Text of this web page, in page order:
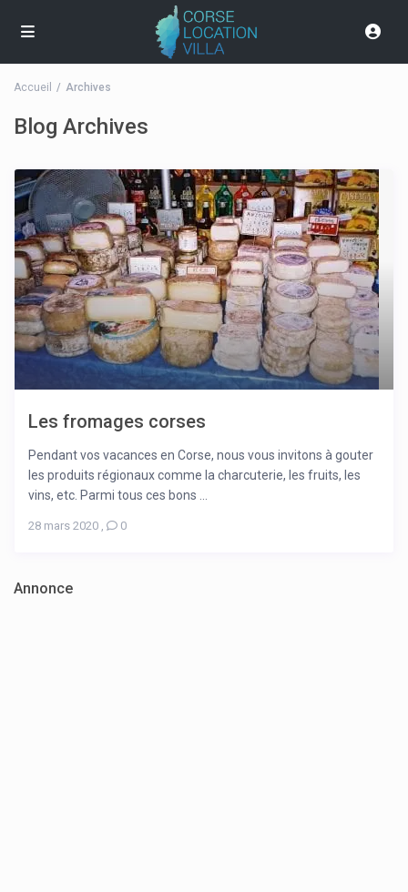
Accueil Archives
Blog Archives
Les fromages corses
Pendant vos vacances en Corse, nous vous invitons à gouter
les produits régionaux comme la charcuterie, les fruits, les
vins, etc. Parmi tous ces bons ...
28 mars 2020 , 0
Annonce